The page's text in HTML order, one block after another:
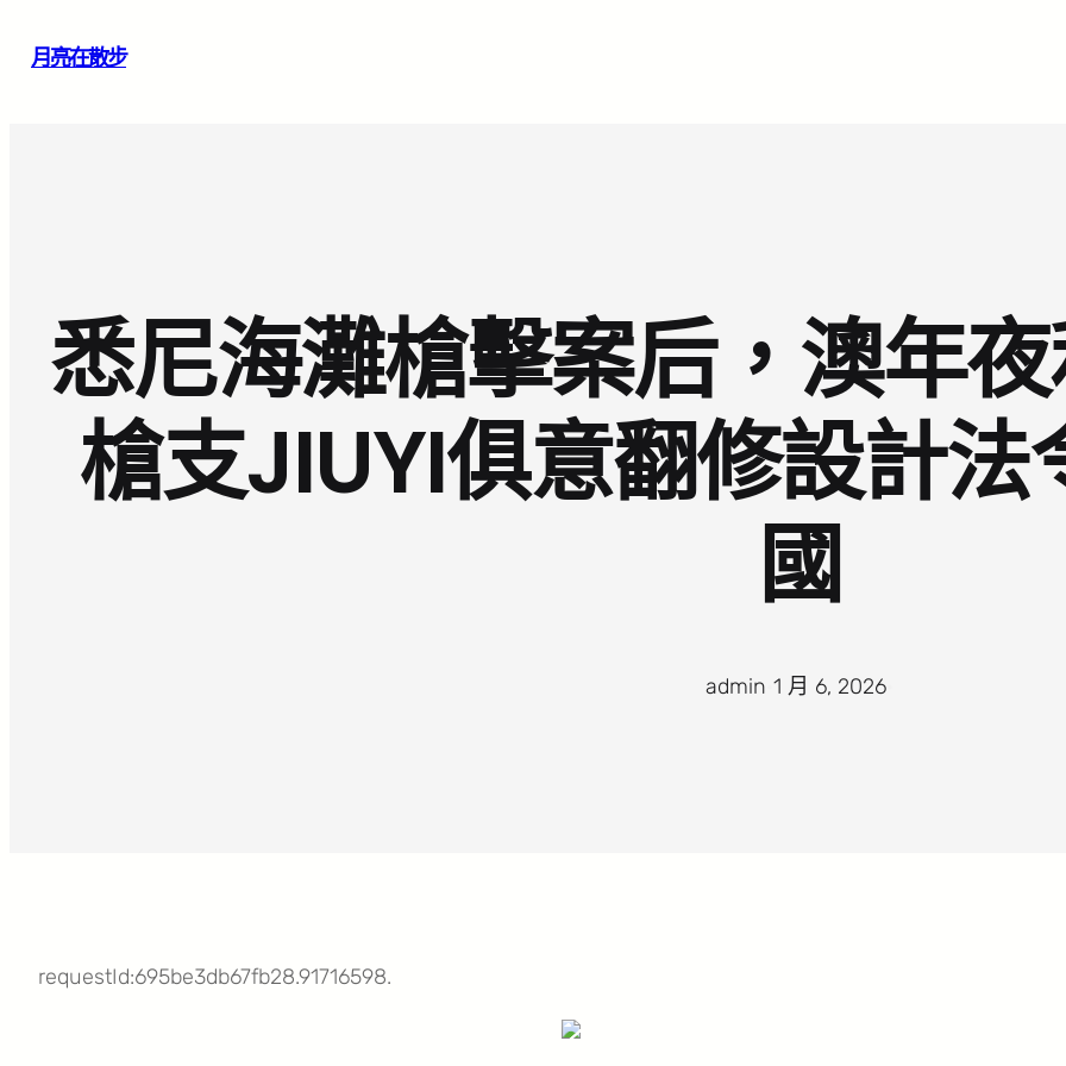
月亮在散步
悉尼海灘槍擊案后，澳年
槍支JIUYI俱意翻修設計法
國
admin 1 月 6, 2026
requestId:695be3db67fb28.91716598.